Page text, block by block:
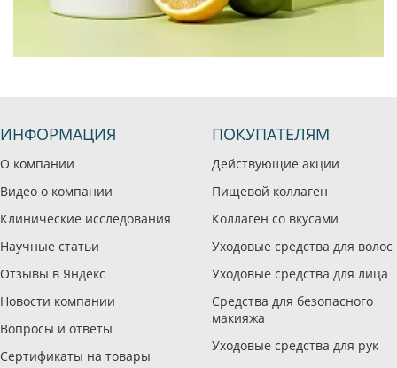
ИНФОРМАЦИЯ
О компании
Видео о компании
Клинические исследования
Научные статьи
Отзывы в Яндекс
Новости компании
Вопросы и ответы
Сертификаты на товары
ПОКУПАТЕЛЯМ
Действующие акции
Пищевой коллаген
Коллаген со вкусами
Уходовые средства для волос
Уходовые средства для лица
Средства для безопасного
макияжа
Уходовые средства для рук